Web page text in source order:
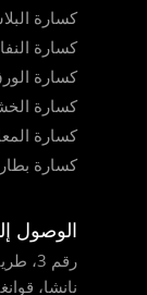
كسارة
كسارة
كسارة
كسارة
كسارة
كسارة
الوصول
رقم
نانشا،